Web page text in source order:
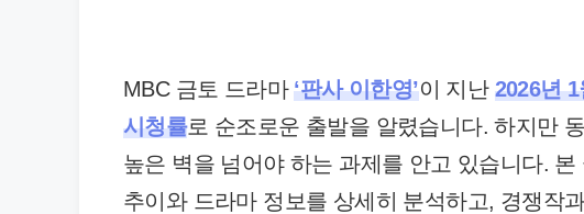
MBC 금토 드라마‘판사 이한영’이 지난 2026년
시청률로 순조로운 출발을 알렸습니다. 하지만
높은 벽을 넘어야 하는 과제를 안고 있습니다. 본
추이와 드라마 정보를 상세히 분석하고, 경쟁작